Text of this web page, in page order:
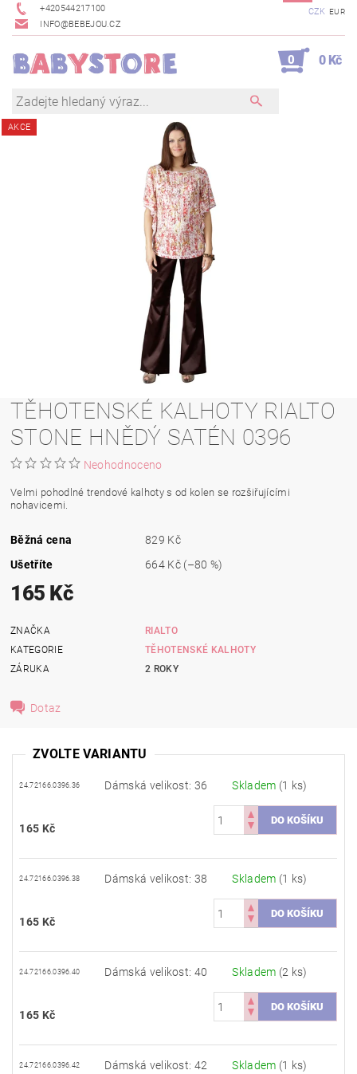
+420544217100
INFO@BEBEJOU.CZ
CZK EUR
0 0 Kč
AKCE
TĚHOTENSKÉ KALHOTY RIALTO
STONE HNĚDÝ SATÉN 0396
Neohodnoceno
Velmi pohodlné trendové kalhoty s od kolen se rozšiřujícími
nohavicemi.
Běžná cena
829 Kč
Ušetříte
664 Kč (–80 %)
165 Kč
ZNAČKA
RIALTO
KATEGORIE
TĚHOTENSKÉ KALHOTY
ZÁRUKA
2 ROKY
Dotaz
ZVOLTE VARIANTU
24.72166.0396.36 Dámská velikost: 36 Skladem (1 ks)
165 Kč
24.72166.0396.38 Dámská velikost: 38 Skladem (1 ks)
165 Kč
24.72166.0396.40 Dámská velikost: 40 Skladem (2 ks)
165 Kč
24.72166.0396.42 Dámská velikost: 42 Skladem (1 ks)